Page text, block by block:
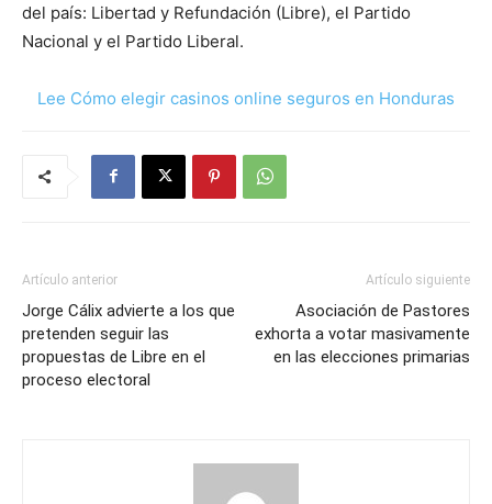
del país: Libertad y Refundación (Libre), el Partido
Nacional y el Partido Liberal.
Lee Cómo elegir casinos online seguros en Honduras
Artículo anterior
Jorge Cálix advierte a los que
pretenden seguir las
propuestas de Libre en el
proceso electoral
Artículo siguiente
Asociación de Pastores
exhorta a votar masivamente
en las elecciones primarias